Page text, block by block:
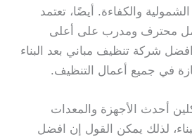
والكفاءة. أيضًا، تعتمد
محترف ومدرب على أعلى
شركة تنظيف مباني بعد البناء
في جميع أعمال التنظيف.
أحدث الأجهزة والمعدات
لذلك يمكن القول إن افضل